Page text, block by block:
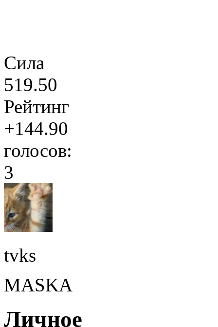
Сила
519.50
Рейтинг
+144.90
голосов:
3
tvks
MASKA
Личное